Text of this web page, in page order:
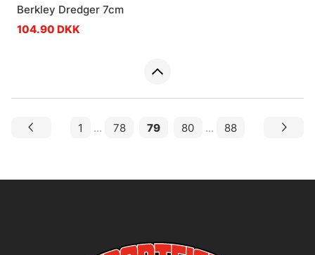
Berkley Dredger 7cm
104.90 DKK
1 ... 78 79 80 ... 88